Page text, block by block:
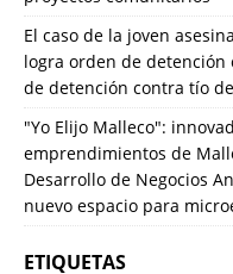
El caso de la joven
logra orden de detención
de detención contra tío
"Yo Elijo Malleco":
emprendimientos de
Desarrollo de Negocios
nuevo espacio para
ETIQUETAS